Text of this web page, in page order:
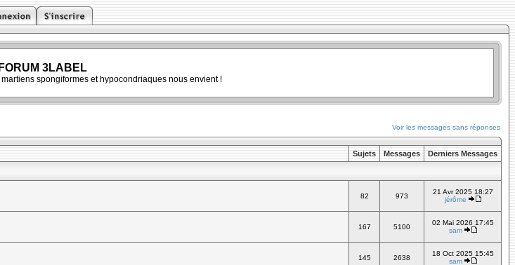
FORUM 3LABEL
spongiformes et hypocondriaques nous envient !
Voir les messages sans réponses
Sujets Messages Derniers Messages
82 973
21 Avr 2025 18:27
jérôme
167 5100
02 Mai 2026 17:45
sam
145 2638
18 Oct 2025 15:45
sam